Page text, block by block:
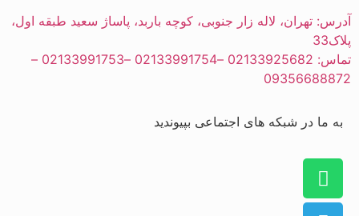
آدرس: تهران، لاله زار جنوبی، کوچه باربد، پاساژ سعید طبقه اول،
پلاک33
تماس:
02133925682 –02133991754 –02133991753 –
09356688872
به ما در شبکه های اجتماعی بپیوندید